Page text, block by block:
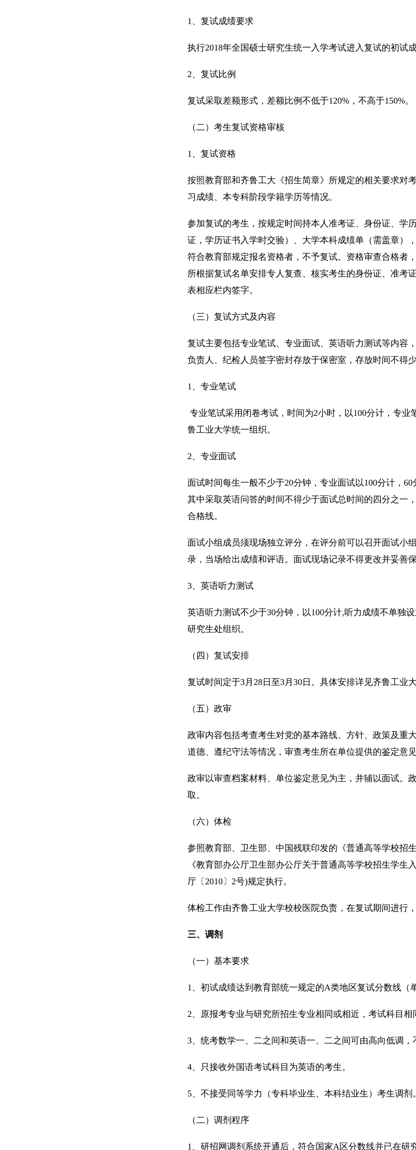
1、复试成绩要求
执行2018年全国硕士研究生统一入学考试进入复试的初试
2、复试比例
复试采取差额形式，差额比例不低于120%，不高于150%。
（二）考生复试资格审核
1、复试资格
按照教育部和齐鲁工大《招生简章》所规定的相关要求对
习成绩、本专科阶段学籍学历等情况。
参加复试的考生，按规定时间持本人准考证、身份证、学
证，学历证书入学时交验）、大学本科成绩单（需盖章）
符合教育部规定报名资格者，不予复试。资格审查合格者
所根据复试名单安排专人复查、核实考生的身份证、准考
表相应栏内签字。
（三）复试方式及内容
复试主要包括专业笔试、专业面试、英语听力测试等内容
负责人、纪检人员签字密封存放于保密室，存放时间不得少
1、专业笔试
专业笔试采用闭卷考试，时间为2小时，以100分计，专
鲁工业大学统一组织。
2、专业面试
面试时间每生一般不少于20分钟，专业面试以100分计，
其中采取英语问答的时间不得少于面试总时间的四分之一
合格线。
面试小组成员须现场独立评分，在评分前可以召开面试小
录，当场给出成绩和评语。面试现场记录不得更改并妥善保
3、英语听力测试
英语听力测试不少于30分钟，以100分计,听力成绩不单独
研究生处组织。
（四）复试安排
复试时间定于3月28日至3月30日。具体安排详见齐鲁工业
（五）政审
政审内容包括考查考生对党的基本路线、方针、政策及重
道德、遵纪守法等情况，审查考生所在单位提供的鉴定意见
政审以审查档案材料、单位鉴定意见为主，并辅以面试。
取。
（六）体检
参照教育部、卫生部、中国残联印发的《普通高等学校招
《教育部办公厅卫生部办公厅关于普通高等学校招生学
厅〔2010〕2号)规定执行。
体检工作由齐鲁工业大学校校医院负责，在复试期间进行
三、调剂
（一）基本要求
1、初试成绩达到教育部统一规定的A类地区复试分数线（
2、原报考专业与研究所招生专业相同或相近，考试科目相
3、统考数学一、二之间和英语一、二之间可由高向低调，
4、只接收外国语考试科目为英语的考生。
5、不接受同等学力（专科毕业生、本科结业生）考生调剂。
（二）调剂程序
1、研招网调剂系统开通后，符合国家A区分数线并已在研